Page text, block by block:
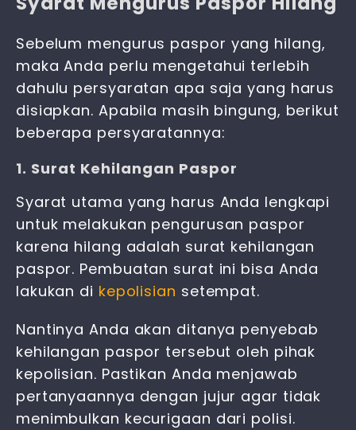
Sebelum mengurus paspor yang hilang,
maka Anda perlu mengetahui terlebih
dahulu persyaratan apa saja yang harus
disiapkan. Apabila masih bingung, berikut
beberapa persyaratannya:
1. Surat Kehilangan Paspor
Syarat utama yang harus Anda lengkapi
untuk melakukan pengurusan paspor
karena hilang adalah surat kehilangan
paspor. Pembuatan surat ini bisa Anda
lakukan di kepolisian setempat.
Nantinya Anda akan ditanya penyebab
kehilangan paspor tersebut oleh pihak
kepolisian. Pastikan Anda menjawab
pertanyaannya dengan jujur agar tidak
menimbulkan kecurigaan dari polisi.